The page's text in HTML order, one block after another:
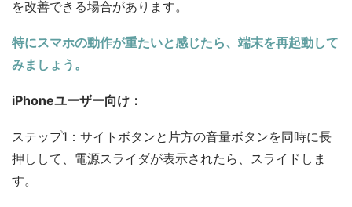
を改善できる場合があります。
特にスマホの動作が重たいと感じたら、端末を再起動して
みましょう。
iPhoneユーザー向け：
ステップ1：サイトボタンと片方の音量ボタンを同時に長
押しして、電源スライダが表示されたら、スライドしま
す。